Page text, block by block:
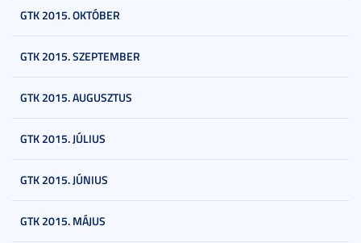
GTK 2015. OKTÓBER
GTK 2015. SZEPTEMBER
GTK 2015. AUGUSZTUS
GTK 2015. JÚLIUS
GTK 2015. JÚNIUS
GTK 2015. MÁJUS